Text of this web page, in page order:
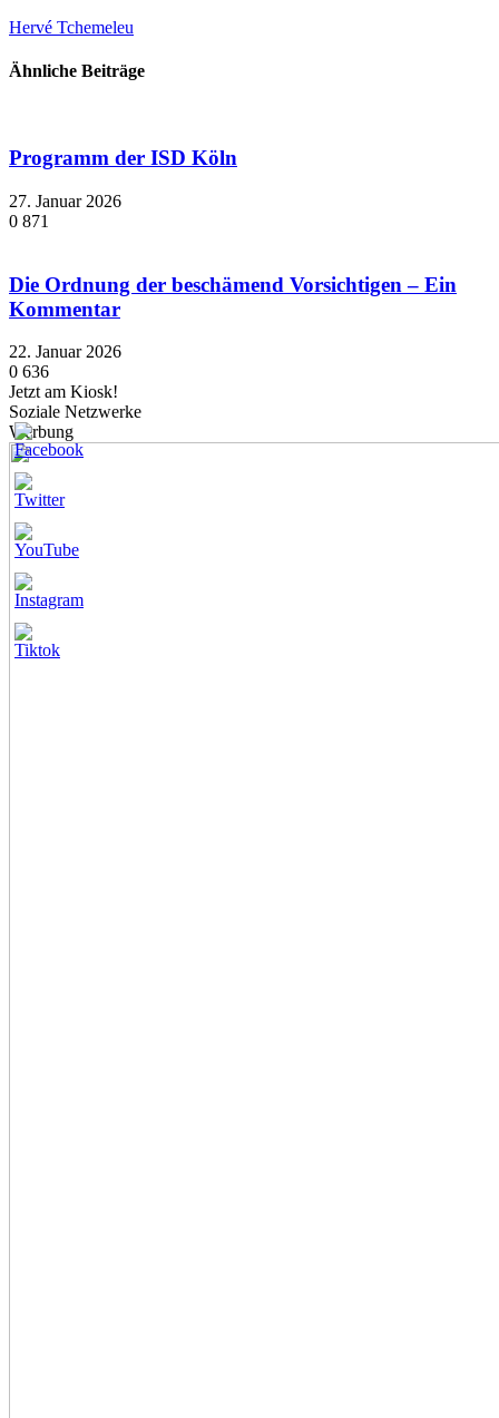
Hervé Tchemeleu
Ähnliche Beiträge
Programm der ISD Köln
27. Januar 2026
0 871
Die Ordnung der beschämend Vorsichtigen – Ein
Kommentar
22. Januar 2026
0 636
Jetzt am Kiosk!
Soziale Netzwerke
Werbung